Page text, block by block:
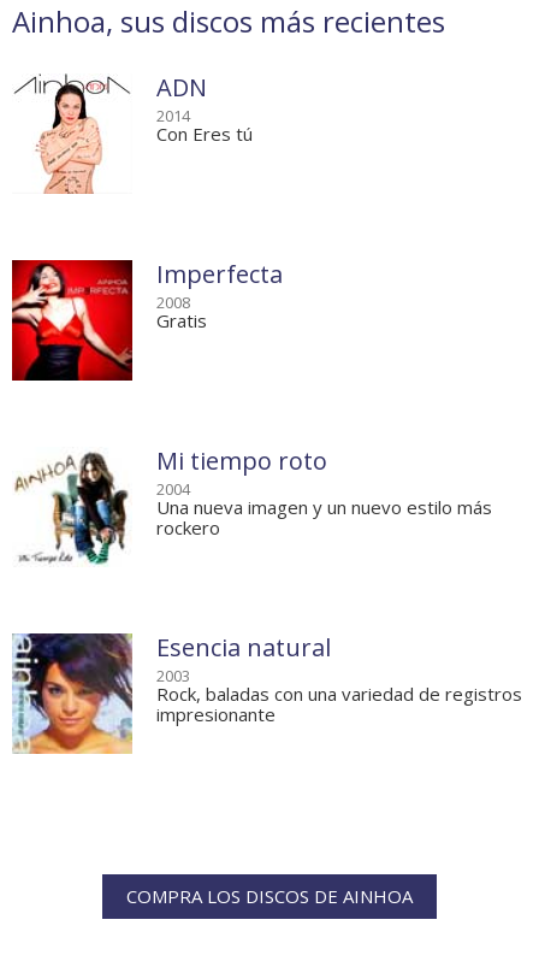
Ainhoa, sus discos más recientes
ADN
2014
Con Eres tú
Imperfecta
2008
Gratis
Mi tiempo roto
2004
Una nueva imagen y un nuevo estilo más
rockero
Esencia natural
2003
Rock, baladas con una variedad de registros
impresionante
COMPRA LOS DISCOS DE AINHOA